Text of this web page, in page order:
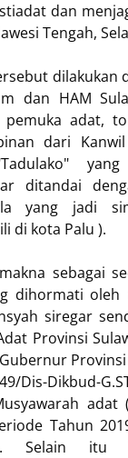
dan
Tengah,
dilakukan
dan HAM
adat,
dari Kanwil
ditandai
yang jadi
di kota Palu ).
sebagai
dihormati oleh
siregar
Provinsi
Provinsi
Dikbud-
adat
Tahun
Selain itu